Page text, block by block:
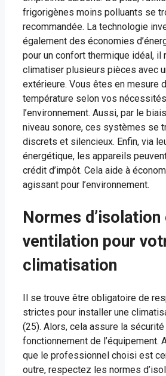
frigorigènes moins polluants se
recommandée. La technologie
également des économies
pour un confort thermique idéal,
climatiser plusieurs pièces avec
extérieure. Vous êtes en mesure
température selon vos
l’environnement. Aussi, par le
niveau sonore, ces systèmes se
discrets et silencieux. Enfin, via
énergétique, les appareils
crédit d’impôt. Cela aide à
agissant pour l’environnement.
Normes d’isolation
ventilation pour
climatisation
Il se trouve être obligatoire de
strictes pour installer une
(25). Alors, cela assure la
fonctionnement de l’équipement.
que le professionnel choisi est
outre, respectez les normes